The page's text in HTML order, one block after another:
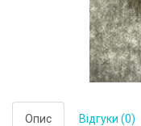
Опис Відгуки (0)